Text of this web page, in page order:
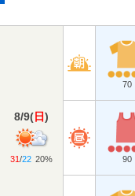
8/9(日)
31/22 20%
70
90